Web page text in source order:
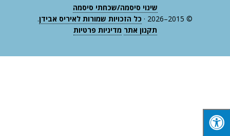
שינוי סיסמה/שכחתי סיסמה
© 2015–2026 ·
כל הזכויות שמורות לאיריס אבידן.
תקנון אתר מדיניות פרטיות